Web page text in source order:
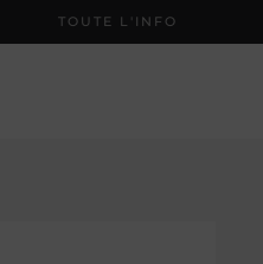
TOUTE L'INFO